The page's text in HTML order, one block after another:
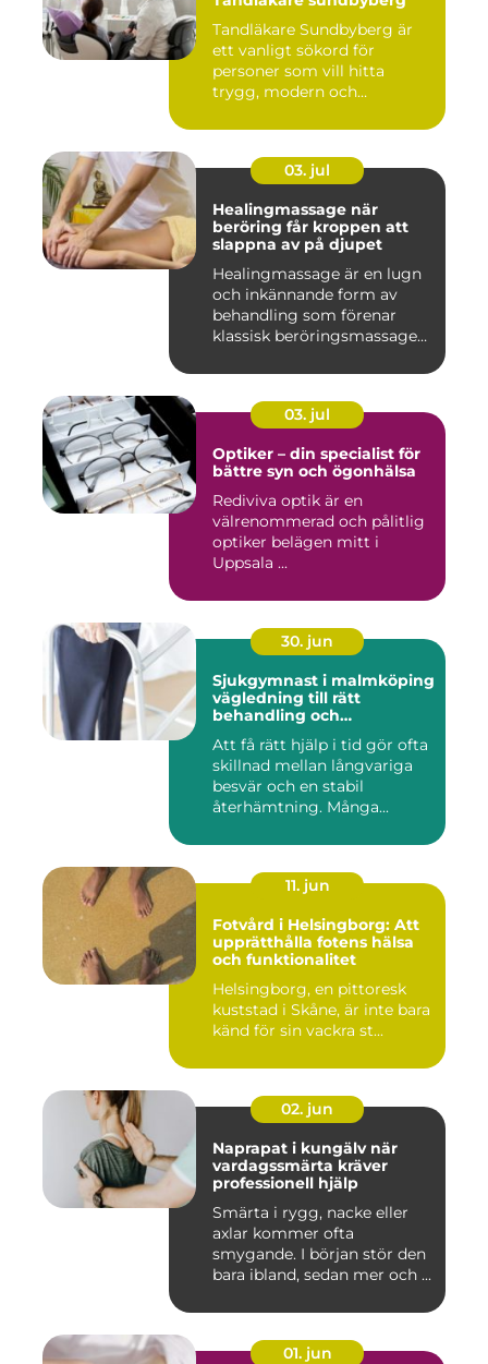
Tandläkare Sundbyberg är
ett vanligt sökord för
personer som vill hitta
trygg, modern och
03. jul
Healingmassage när
beröring får kroppen att
slappna av på djupet
Healingmassage är en lugn
och inkännande form av
behandling som förenar
klassisk beröringsmassage
03. jul
Optiker – din specialist för
bättre syn och ögonhälsa
Rediviva optik är en
välrenommerad och pålitlig
optiker belägen mitt i
Uppsala ...
30. jun
Sjukgymnast i malmköping
vägledning till rätt
behandling och
Att få rätt hjälp i tid gör ofta
skillnad mellan långvariga
besvär och en stabil
återhämtning. Många...
11. jun
Fotvård i Helsingborg: Att
upprätthålla fotens hälsa
och funktionalitet
Helsingborg, en pittoresk
kuststad i Skåne, är inte bara
känd för sin vackra st...
02. jun
Naprapat i kungälv när
vardagssmärta kräver
professionell hjälp
Smärta i rygg, nacke eller
axlar kommer ofta
smygande. I början stör den
bara ibland, sedan mer och ...
01. jun